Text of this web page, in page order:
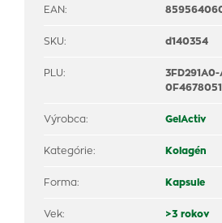
EAN:
SKU: d140354
PLU:
Výrobca: GelActiv
Kategórie: Kolagén
Forma: Kapsule
Vek: >3 rokov